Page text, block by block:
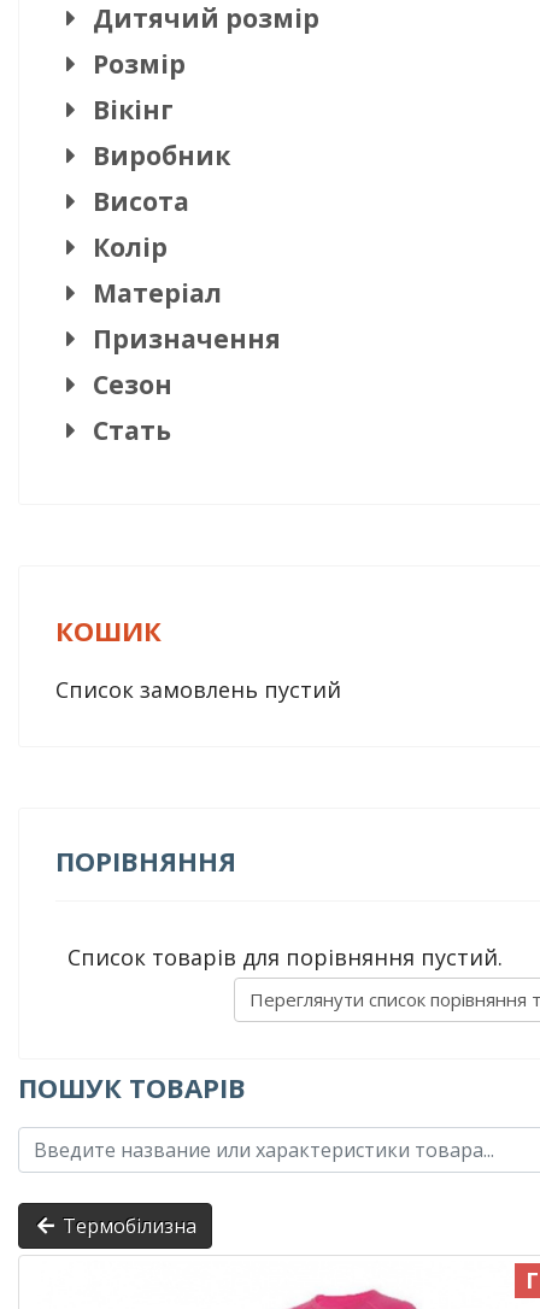
Дитячий розмір
Розмір
Вікінг
Виробник
Висота
Колір
Матеріал
Призначення
Сезон
Стать
КОШИК
Список замовлень пустий
ПОРІВНЯННЯ
Список товарів для порівняння пустий.
Переглянути список порівняння
ПОШУК ТОВАРІВ
Термобілизна